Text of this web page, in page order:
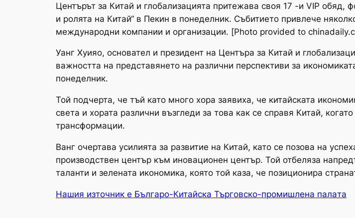
Центърът за Китай и глобализацията притежава своя 17 -и VIP обяд,
и ролята на Китай“ в Пекин в понеделник. Събитието привлече
международни компании и организации. [Photo provided to
Уанг Хуияо, основател и президент на Центъра за Китай и
важността на представянето на различни перспективи за
понеделник.
Той подчерта, че тъй като много хора заявиха, че китайската
света и хората различни възгледи за това как се справя Китай,
трансформации.
Ванг очертава усилията за развитие на Китай, като се позова на
производствен център към иновационен център. Той отбеляза
таланти и зелената икономика, която той каза, че позиционира
Нашия източник е Българо-Китайска Търговско-промишлена палaта